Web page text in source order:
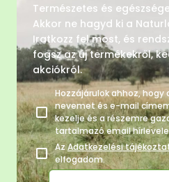
Természetes és
Akkor ne hagyd ki a
Iratkozz fel most, és
fogsz az új termékekről,
akciókról.
Hozzájárulok ahhoz, hogy
nevemet és e-mail
kezelje és a részemre
tartalmazó email
AzAdatkezelési
elfogadom.